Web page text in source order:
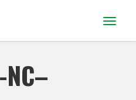
Toggle